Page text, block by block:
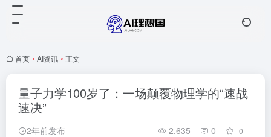
首页 • AI资讯 • 正文
量子力学100岁了：一场颠覆物理学的“速战
速决”
2年前发布 2,635 0 0